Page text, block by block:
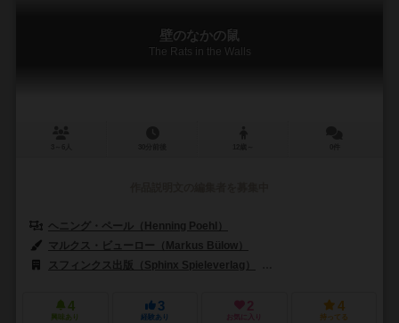
壁のなかの鼠
The Rats in the Walls
ヘニング・ペール（Henning Poehl）
マルクス・ビューロー（Markus Bülow）
スフィンクス出版（Sphinx Spieleverlag）
4
興味あり
3
経験あり
2
お気に入り
4
持ってる